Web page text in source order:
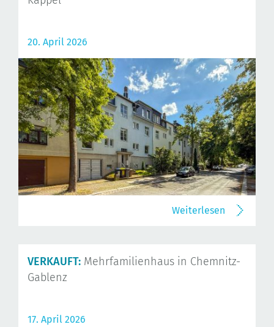
20. April 2026
Weiterlesen
VERKAUFT: Mehrfamilienhaus in Chemnitz-
Gablenz
17. April 2026